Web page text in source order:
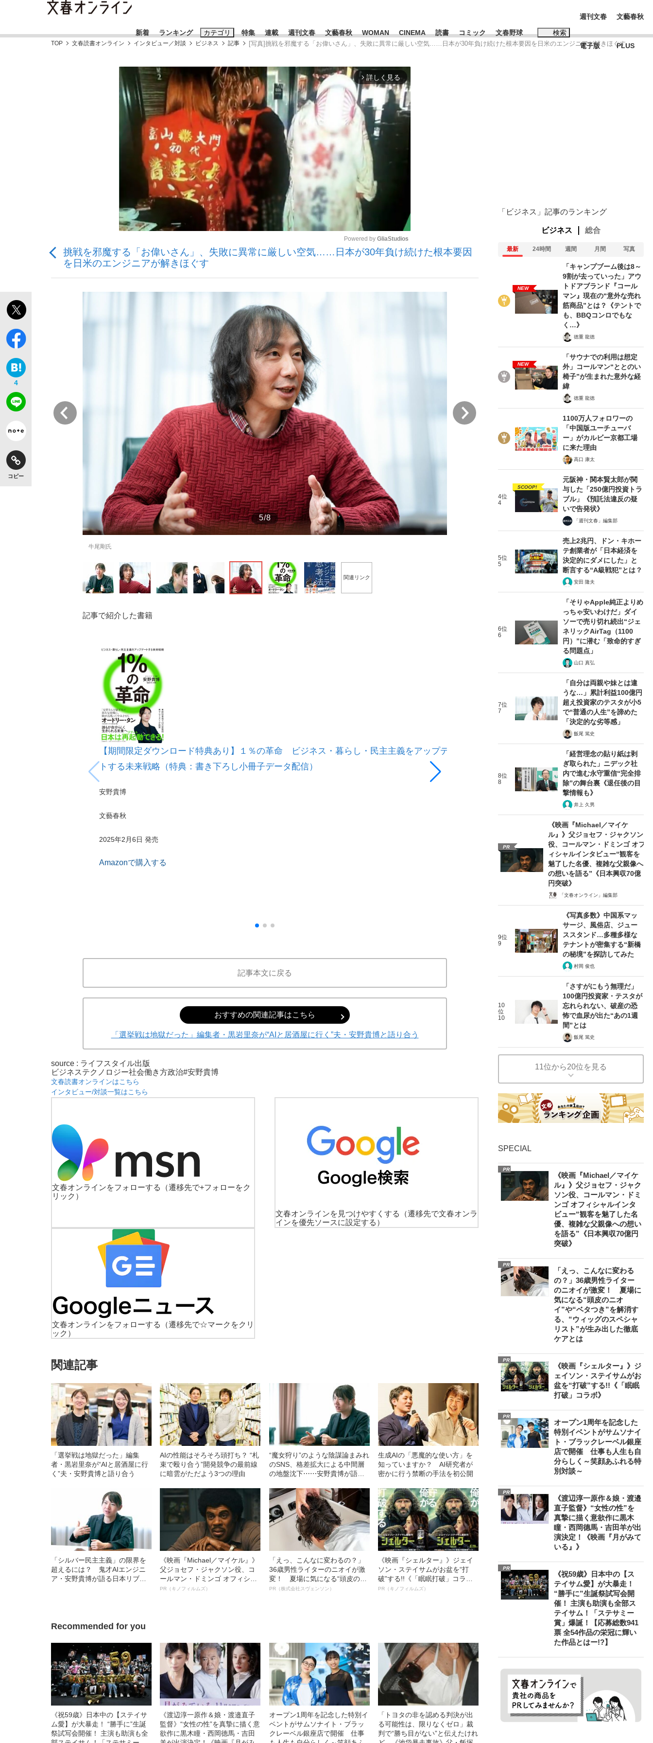
新着 ランキング カテゴリ
《BTS厳戒トーキョー滞在記》RM→渋谷で飲み会、JIN→伊豆の... 「90%は失敗する。でも…」本田圭佑が初めて明かした日本代表監督に...
「最悪の空気のまま解散」WBC日本代表“敗戦”の真実 選手が明かす... 「敗因分析は一切聞かれなかった」侍ジャパン選手が証言した“NPB聞...
「クマが悪者扱いされているのが悲しい」『北の国から』倉本聰氏（91...
もっと見る
特集
観る将棋、読む将棋
キングの誕生を、目撃せよ。
もっと見る
連載 週刊文春 文藝春秋 WOMAN CINEMA 読書 コミック 文春野球 検索
おすすめのキーワードタグ一覧
#藤田晋 #三山凌輝 #高市早苗 #後藤真希 #森岡毅 #城彰二 #内田有紀
#玉木雄一郎
#亀和田武
週刊文春
電子版
文藝春秋
PLUS
TOP 文春読書オンライン インタビュー／対談 ビジネス 記事 [写真]挑戦を邪魔する「お偉いさん」、失敗に異常に厳しい空気……日本が30年負け続けた根本要因を日米のエンジニアが解きほぐす
arrow_forward_ios 詳しく見る
Powered by GliaStudios
挑戦を邪魔する「お偉いさん」、失敗に異常に厳しい空気……日本が30年負け続けた根本要因
を日米のエンジニアが解きほぐす
4
コピー
5/8
牛尾剛氏
6/8
関連リンク
記事で紹介した書籍
【期間限定ダウンロード特典あり】１％の革命 ビジネス・暮らし・民主主義をアップデー
トする未来戦略（特典：書き下ろし小冊子データ配信）
安野貴博
文藝春秋
2025年2月6日 発売
Amazonで購入する
世界一流エンジニアの
牛尾 剛
文藝春秋
2023年10月23日 発売
Amazonで購入する
記事本文に戻る
おすすめの関連記事はこちら
「選挙戦は地獄だった」編集者・黒岩里奈が“AIと居酒屋に行く”夫・安野貴博と語り合う
source : ライフスタイル出版
ビジネステクノロジー社会働き方政治#安野貴博
文春読書オンラインはこちら
インタビュー/対談一覧はこちら
文春オンラインをフォローする
（遷移先で+フォローをク
リック）
文春オンラインを見つけやすくする
（遷移先で文春オンラ
インを優先ソースに設定する）
文春オンラインをフォローする
（遷移先で☆マークをクリ
ック）
関連記事
「選挙戦は地獄だった」編集
者・黒岩里奈が“AIと居酒屋に行
く”夫・安野貴博と語り合う
AIの性能はそろそろ頭打ち？ “札
束で殴り合う”開発競争の最前線
に暗雲がただよう3つの理由
“魔女狩り”のような陰謀論まみれ
のSNS、格差拡大による中間層
の地盤沈下⋯⋯安野貴博が語る
は再建できるのか？」
生成AIの「悪魔的な使い方」を
知っていますか？ AI研究者が
密かに行う禁断の手法を初公開
「シルバー民主主義」の限界を
超えるには？ 鬼才AIエンジニ
ア・安野貴博が語る日本リブー
《映画『Michael／マイケル』》
父ジョセフ・ジャクソン役、コ
ールマン・ドミンゴ オフィシャ
ルインタビュー“観客を魅了した
PR（キノフィルムズ）
「えっ、こんなに変わるの？」
36歳男性ライターのニオイが激
変！ 夏場に気になる“頭皮のニ
オイ”や“ベタつき”を解消す
PR（株式会社スヴェンソン）
《映画『シェルター』》ジェイ
ソン・ステイサムがお盆を“打
破”する!!《「眠眠打破」コラ
ボ》
PR（キノフィルムズ）
Recommended for you
《祝59歳》日本中の【ステイサ
ム愛】が大暴走！ “勝手に”生誕
祭試写会開催！ 主演も助演も全
《渡辺淳一原作＆娘・渡邉直子
監督》“女性の性”を真摯に描く意
欲作に黒木瞳・西岡德馬・吉田
オープン1周年を記念した特別イ
ベントがサムソナイト・ブラッ
クレーベル銀座店で開催 仕事
「トヨタの非を認める判決が出
る可能性は、限りなくゼロ」裁
判で“勝ち目がない”と伝えたけれ
「ビジネス」記事のランキング
ビジネス 総合
最新 24時間 週間 月間 写真
NEW
「キャンプブーム後は8～
9割が去っていった」アウ
トドアブランド『コール
マン』現在の“意外な売れ
筋商品”とは？《テントで
も、BBQコンロでもな
く…》
徳重 龍徳
NEW
「サウナでの利用は想定
外」コールマン“ととのい
椅子”が生まれた意外な経
緯
徳重 龍徳
1100万人フォロワーの
「中国版ユーチューバ
ー」がカルビー京都工場
に来た理由
高口 康太
4位
4
SCOOP!
元阪神・関本賢太郎が関
与した「250億円投資トラ
ブル」《預託法違反の疑
いで告発状》
「週刊文春」編集部
5位
5
売上2兆円、ドン・キホー
テ創業者が「日本経済を
決定的にダメにした」と
断言する“A級戦犯”とは？
安田 隆夫
6位
6
「そりゃApple純正よりめ
っちゃ安いわけだ」ダイ
ソーで売り切れ続出“ジェ
ネリックAirTag（1100
円）”に潜む「致命的すぎ
る問題点」
山口 真弘
7位
7
「自分は両親や妹とは違
うな…」累計利益100億円
超え投資家のテスタが小5
で“普通の人生”を諦めた
「決定的な劣等感」
飯尾 篤史
8位
8
「経営理念の貼り紙は剥
ぎ取られた」ニデック社
内で進む永守重信“完全排
除”の舞台裏《退任後の目
撃情報も》
井上 久男
PR
《映画『Michael／マイケ
ル』》父ジョセフ・ジャクソン
役、コールマン・ドミンゴ オフ
ィシャルインタビュー“観客を
魅了した名優、複雑な父親像へ
の想いを語る”《日本興収70億
円突破》
「文春オンライン」編集部
9位
9
《写真多数》中国系マッ
サージ、風俗店、ジュー
ススタンド…多種多様な
テナントが密集する“新橋
の秘境”を探訪してみた
村岡 俊也
10
位
10
「さすがにもう無理だ」
100億円投資家・テスタが
忘れられない、破産の恐
怖で血尿が出た“あの1週
間”とは
飯尾 篤史
11位から20位を見る
SPECIAL
PR
《映画『Michael／マイケ
ル』》父ジョセフ・ジャク
ソン役、コールマン・ドミ
ンゴ オフィシャルインタ
ビュー“観客を魅了した名
優、複雑な父親像への想い
を語る”《日本興収70億円
突破》
PR
「えっ、こんなに変わる
の？」36歳男性ライター
のニオイが激変！ 夏場に
気になる“頭皮のニオ
イ”や“ベタつき”を解消す
る、“ウィッグのスペシャ
リスト”が生み出した徹底
ケアとは
PR
《映画『シェルター』》ジ
ェイソン・ステイサムがお
盆を“打破”する!!《「眠眠
打破」コラボ》
PR
オープン1周年を記念した
特別イベントがサムソナイ
ト・ブラックレーベル銀座
店で開催 仕事も人生も自
分らしく～笑顔あふれる特
別対談～
PR
《渡辺淳一原作＆娘・渡邉
直子監督》“女性の性”を
真摯に描く意欲作に黒木
瞳・西岡德馬・吉田羊が出
演決定！《映画『月がみて
いる』》
PR
《祝59歳》日本中の【ス
テイサム愛】が大暴走！
“勝手に”生誕祭試写会開
催！ 主演も助演も全部ス
テイサム！「ステサミー
賞」爆誕！【応募総数941
票 全54作品の栄冠に輝い
た作品とはー!?】